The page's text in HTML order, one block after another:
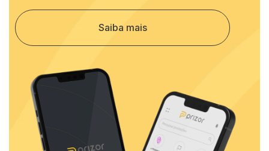
Saiba mais